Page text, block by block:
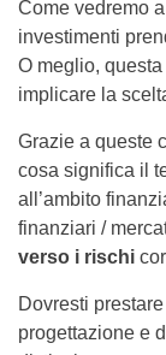
Come vedremo
investimenti
O meglio,
implicare la
Grazie a queste
cosa significa il
all’ambito
finanziari /
verso i rischi
Dovresti
progettazione e